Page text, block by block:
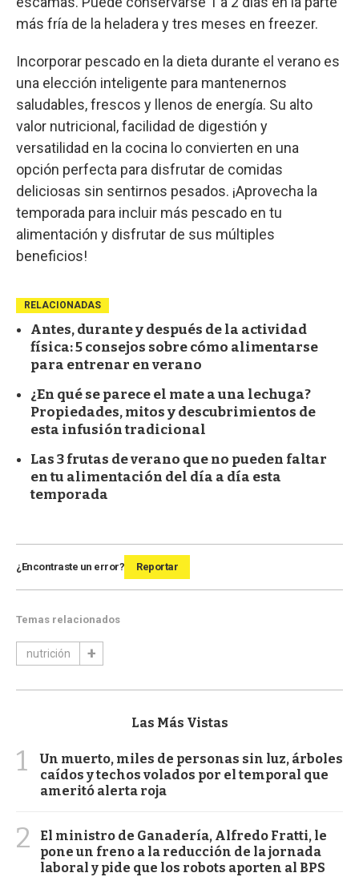
más fría de la heladera y tres meses en freezer.
Incorporar pescado en la dieta durante el verano es
una elección inteligente para mantenernos
saludables, frescos y llenos de energía. Su alto
valor nutricional, facilidad de digestión y
versatilidad en la cocina lo convierten en una
opción perfecta para disfrutar de comidas
deliciosas sin sentirnos pesados. ¡Aprovecha la
temporada para incluir más pescado en tu
alimentación y disfrutar de sus múltiples
beneficios!
RELACIONADAS
Antes, durante y después de la actividad
física: 5 consejos sobre cómo alimentarse
para entrenar en verano
¿En qué se parece el mate a una lechuga?
Propiedades, mitos y descubrimientos de
esta infusión tradicional
Las 3 frutas de verano que no pueden faltar
en tu alimentación del día a día esta
temporada
¿Encontraste un error? Reportar
Temas relacionados
nutrición
Las Más Vistas
1
Un muerto, miles de personas sin luz, árboles
caídos y techos volados por el temporal que
ameritó alerta roja
2
El ministro de Ganadería, Alfredo Fratti, le
pone un freno a la reducción de la jornada
laboral y pide que los robots aporten al BPS